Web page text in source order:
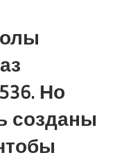
Но
созданы